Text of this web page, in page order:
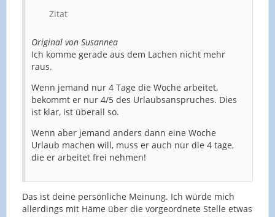
Zitat
Original von Susannea
Ich komme gerade aus dem Lachen nicht mehr
raus.
Wenn jemand nur 4 Tage die Woche arbeitet,
bekommt er nur 4/5 des Urlaubsanspruches. Dies
ist klar, ist überall so.
Wenn aber jemand anders dann eine Woche
Urlaub machen will, muss er auch nur die 4 tage,
die er arbeitet frei nehmen!
Das ist deine persönliche Meinung. Ich würde mich
allerdings mit Häme über die vorgeordnete Stelle etwas